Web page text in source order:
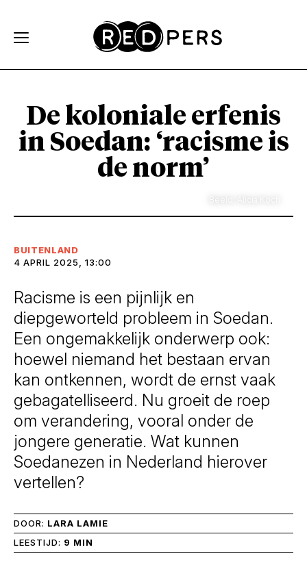
De koloniale erfenis
in Soedan: ‘racisme is
de norm’
BUITENLAND
4 APRIL 2025, 13:00
Racisme is een pijnlijk en
diepgeworteld probleem in Soedan.
Een ongemakkelijk onderwerp ook:
hoewel niemand het bestaan ervan
kan ontkennen, wordt de ernst vaak
gebagatelliseerd. Nu groeit de roep
om verandering, vooral onder de
jongere generatie. Wat kunnen
Soedanezen in Nederland hierover
vertellen?
DOOR: LARA LAMIE
LEESTIJD: 9 MIN